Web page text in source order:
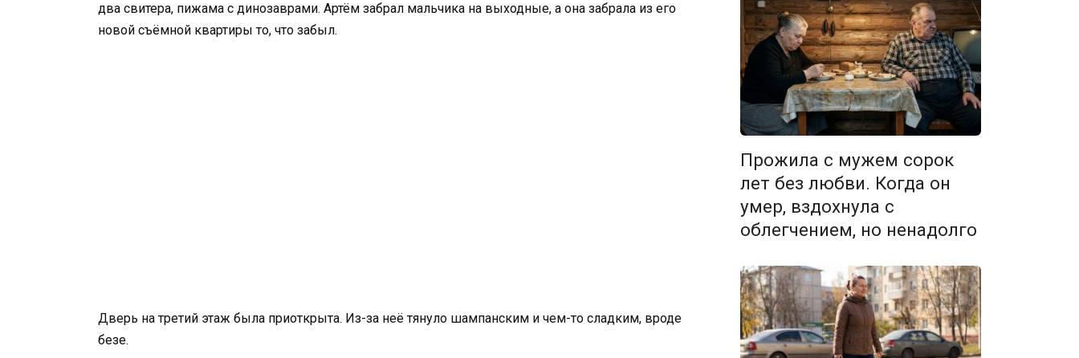
два свитера, пижама с динозаврами. Артём забрал мальчика на выходные, а она забрала из его
новой съёмной квартиры то, что забыл.
Дверь на третий этаж была приоткрыта. Из-за неё тянуло шампанским и чем-то сладким, вроде
безе.
Прожила с мужем сорок
лет без любви. Когда он
умер, вздохнула с
облегчением, но ненадолго